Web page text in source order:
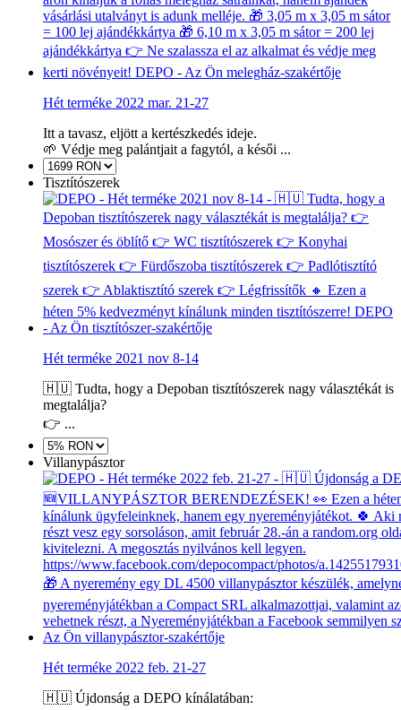
Hét terméke 2022 mar. 21-27
Itt a tavasz, eljött a kertészkedés ideje.
🌱 Védje meg palántjait a fagytól, a késői ...
Tisztítószerek
Hét terméke 2021 nov 8-14
🇭🇺 Tudta, hogy a Depoban tisztítószerek nagy választékát is
megtalálja?
👉 ...
Villanypásztor
Hét terméke 2022 feb. 21-27
🇭🇺 Újdonság a DEPO kínálatában: